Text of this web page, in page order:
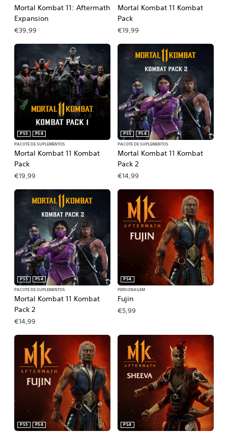
Mortal Kombat 11: Aftermath
Expansion
€39,99
Mortal Kombat 11 Kombat
Pack
€19,99
Mortal Kombat 11 Kombat
Pack
PS5
PS4
PACOTE DE SUPLEMENTOS
€19,99
Mortal Kombat 11 Kombat
Pack 2
PS5
PS4
PACOTE DE SUPLEMENTOS
€14,99
Mortal Kombat 11 Kombat
Pack 2
PS5
PS4
PACOTE DE SUPLEMENTOS
€14,99
Fujin
PS4
PERSONAGEM
€5,99
PS5
PS4
PS4